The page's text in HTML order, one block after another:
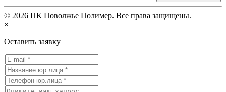
© 2026 ПК Поволжье Полимер. Все права защищены.
×
Оставить заявку